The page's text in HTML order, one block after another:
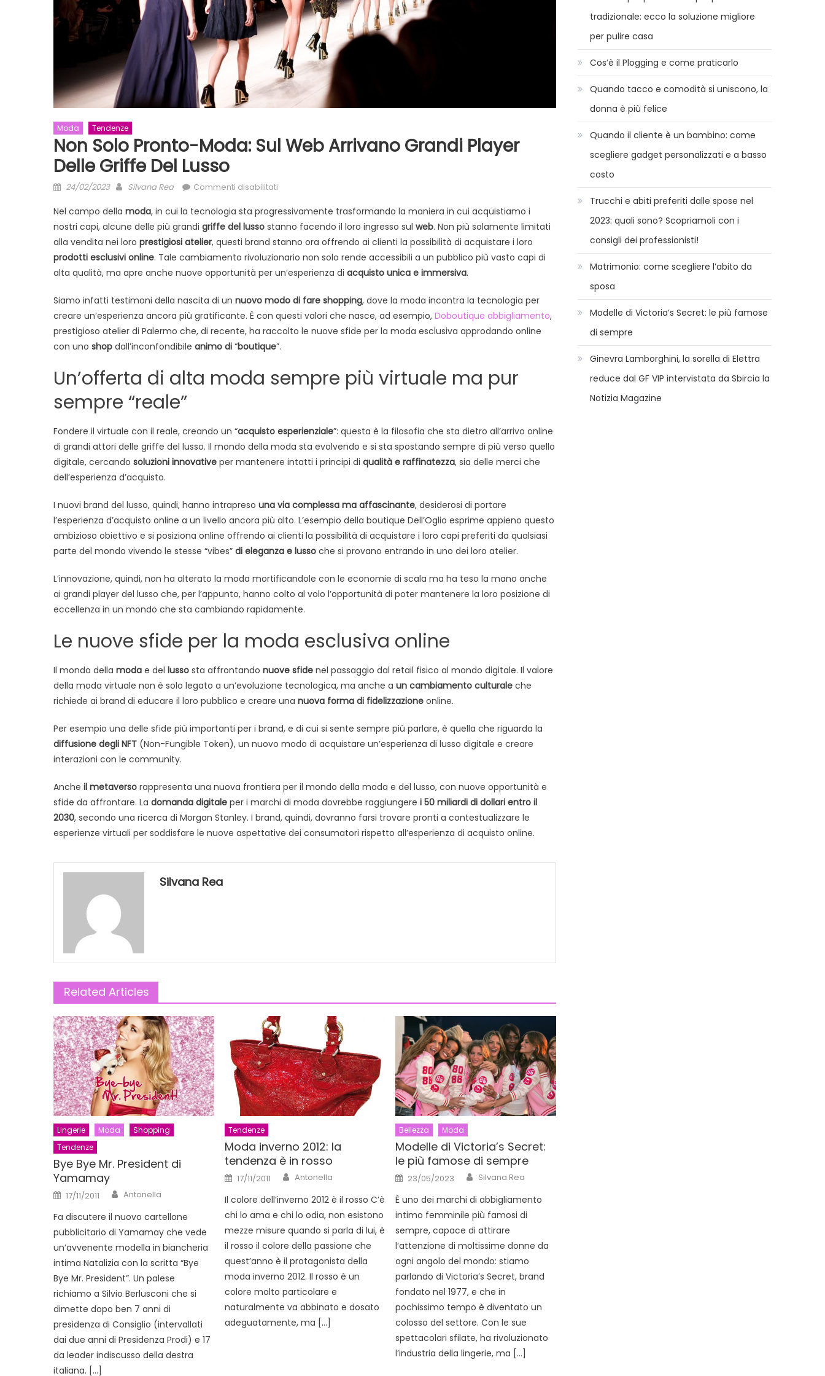
Moda Tendenze
Non Solo Pronto-Moda: Sul Web Arrivano Grandi Player
Delle Griffe Del Lusso
Posted
24/02/2023 Author
Silvana Rea Commenti disabilitati
solo
pronto-
moda:
sul
web
grandi
player
delle
griffe
Nel campo della moda, in cui la tecnologia sta progressivamente trasformando la maniera in cui acquistiamo i
nostri capi, alcune delle più grandi griffe del lusso stanno facendo il loro ingresso sul web. Non più solamente limitati
alla vendita nei loro prestigiosi atelier, questi brand stanno ora offrendo ai clienti la possibilità di acquistare i loro
prodotti esclusivi online. Tale cambiamento rivoluzionario non solo rende accessibili a un pubblico più vasto capi di
alta qualità, ma apre anche nuove opportunità per un’esperienza di acquisto unica e immersiva.
Siamo infatti testimoni della nascita di un nuovo modo di fare shopping, dove la moda incontra la tecnologia per
creare un’esperienza ancora più gratificante. È con questi valori che nasce, ad esempio, Doboutique abbigliamento,
prestigioso atelier di Palermo che, di recente, ha raccolto le nuove sfide per la moda esclusiva approdando online
con uno shop dall’inconfondibile animo di “boutique”.
Un’offerta di alta moda sempre più virtuale ma pur
sempre “reale”
Fondere il virtuale con il reale, creando un “acquisto esperienziale”: questa è la filosofia che sta dietro all’arrivo online
di grandi attori delle griffe del lusso. Il mondo della moda sta evolvendo e si sta spostando sempre di più verso quello
digitale, cercando soluzioni innovative per mantenere intatti i principi di qualità e raffinatezza, sia delle merci che
dell’esperienza d’acquisto.
I nuovi brand del lusso, quindi, hanno intrapreso una via complessa ma affascinante, desiderosi di portare
l’esperienza d’acquisto online a un livello ancora più alto. L’esempio della boutique Dell’Oglio esprime appieno questo
ambizioso obiettivo e si posiziona online offrendo ai clienti la possibilità di acquistare i loro capi preferiti da qualsiasi
parte del mondo vivendo le stesse “vibes” di eleganza e lusso che si provano entrando in uno dei loro atelier.
L’innovazione, quindi, non ha alterato la moda mortificandole con le economie di scala ma ha teso la mano anche
ai grandi player del lusso che, per l’appunto, hanno colto al volo l’opportunità di poter mantenere la loro posizione di
eccellenza in un mondo che sta cambiando rapidamente.
Le nuove sfide per la moda esclusiva online
Il mondo della moda e del lusso sta affrontando nuove sfide nel passaggio dal retail fisico al mondo digitale. Il valore
della moda virtuale non è solo legato a un’evoluzione tecnologica, ma anche a un cambiamento culturale che
richiede ai brand di educare il loro pubblico e creare una nuova forma di fidelizzazione online.
Per esempio una delle sfide più importanti per i brand, e di cui si sente sempre più parlare, è quella che riguarda la
diffusione degli NFT (Non-Fungible Token), un nuovo modo di acquistare un’esperienza di lusso digitale e creare
interazioni con le community.
Anche il metaverso rappresenta una nuova frontiera per il mondo della moda e del lusso, con nuove opportunità e
sfide da affrontare. La domanda digitale per i marchi di moda dovrebbe raggiungere i 50 miliardi di dollari entro il
2030, secondo una ricerca di Morgan Stanley. I brand, quindi, dovranno farsi trovare pronti a contestualizzare le
esperienze virtuali per soddisfare le nuove aspettative dei consumatori rispetto all’esperienza di acquisto online.
Silvana Rea
Related Articles
Lingerie Moda
Shopping
Tendenze
Bye Bye Mr. President di
Yamamay
Posted
on
17/11/2011 Author
Antonella
Fa discutere il nuovo cartellone
pubblicitario di Yamamay che vede
un’avvenente modella in biancheria
intima Natalizia con la scritta “Bye
Bye Mr. President”. Un palese
richiamo a Silvio Berlusconi che si
dimette dopo ben 7 anni di
presidenza di Consiglio (intervallati
dai due anni di Presidenza Prodi) e 17
da leader indiscusso della destra
italiana. […]
Tendenze
Moda inverno 2012: la
tendenza è in rosso
Posted
on
17/11/2011 Author
Antonella
Il colore dell’inverno 2012 è il rosso C’è
chi lo ama e chi lo odia, non esistono
mezze misure quando si parla di lui, è
il rosso il colore della passione che
quest’anno è il protagonista della
moda inverno 2012. Il rosso è un
colore molto particolare e
naturalmente va abbinato e dosato
adeguatamente, ma […]
Bellezza Moda
Modelle di Victoria’s Secret:
le più famose di sempre
Posted
on
23/05/2023 Author
Silvana Rea
È uno dei marchi di abbigliamento
intimo femminile più famosi di
sempre, capace di attirare
l’attenzione di moltissime donne da
ogni angolo del mondo: stiamo
parlando di Victoria’s Secret, brand
fondato nel 1977, e che in
pochissimo tempo è diventato un
colosso del settore. Con le sue
spettacolari sfilate, ha rivoluzionato
l’industria della lingerie, ma […]
tradizionale: ecco la soluzione migliore
per pulire casa
Cos’è il Plogging e come praticarlo
Quando tacco e comodità si uniscono, la
donna è più felice
Quando il cliente è un bambino: come
scegliere gadget personalizzati e a basso
costo
Trucchi e abiti preferiti dalle spose nel
2023: quali sono? Scopriamoli con i
consigli dei professionisti!
Matrimonio: come scegliere l’abito da
sposa
Modelle di Victoria’s Secret: le più famose
di sempre
Ginevra Lamborghini, la sorella di Elettra
reduce dal GF VIP intervistata da Sbircia la
Notizia Magazine